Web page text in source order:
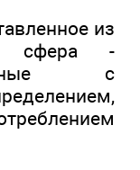
из
сфера -
с